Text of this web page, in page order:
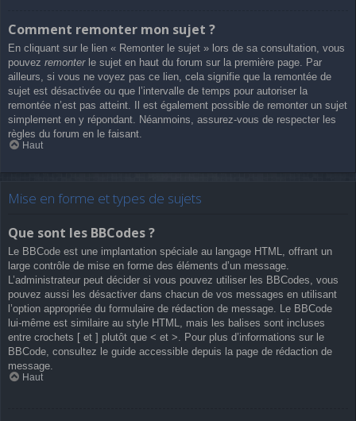
Comment remonter mon sujet ?
En cliquant sur le lien « Remonter le sujet » lors de sa consultation, vous
pouvez remonterle sujet en haut du forum sur la première page. Par
ailleurs, si vous ne voyez pas ce lien, cela signifie que la remontée de
sujet est désactivée ou que l’intervalle de temps pour autoriser la
remontée n’est pas atteint. Il est également possible de remonter un sujet
simplement en y répondant. Néanmoins, assurez-vous de respecter les
règles du forum en le faisant.
Haut
Mise en forme et types de sujets
Que sont les BBCodes ?
Le BBCode est une implantation spéciale au langage HTML, offrant un
large contrôle de mise en forme des éléments d’un message.
L’administrateur peut décider si vous pouvez utiliser les BBCodes, vous
pouvez aussi les désactiver dans chacun de vos messages en utilisant
l’option appropriée du formulaire de rédaction de message. Le BBCode
lui-même est similaire au style HTML, mais les balises sont incluses
entre crochets [ et ] plutôt que < et >. Pour plus d’informations sur le
BBCode, consultez le guide accessible depuis la page de rédaction de
message.
Haut